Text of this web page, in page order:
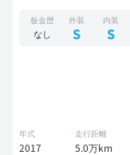
板金歴
なし
外装
S
内装
S
年式
2017
走行距離
5.0万km